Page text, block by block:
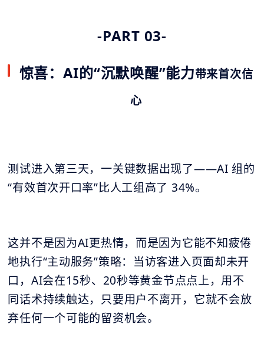
-PART 03-
惊喜：AI的“沉默唤醒”能力带来首次信
心
测试进入第三天，一关键数据出现了——AI 组的
“有效首次开口率”比人工组高了 34%。
这并不是因为AI更热情，而是因为它能不知疲倦
地执行“主动服务”策略：当访客进入页面却未开
口，AI会在15秒、20秒等黄金节点点上，用不
同话术持续触达，只要用户不离开，它就不会放
弃任何一个可能的留资机会。